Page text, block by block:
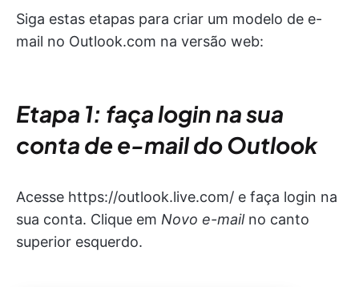
Siga estas etapas para criar um modelo de e-
mail no Outlook.com na versão web:
Etapa 1: faça login na sua
conta de e-mail do Outlook
Acesse https://outlook.live.com/ e faça login na
sua conta. Clique em Novo e-mailno canto
superior esquerdo.